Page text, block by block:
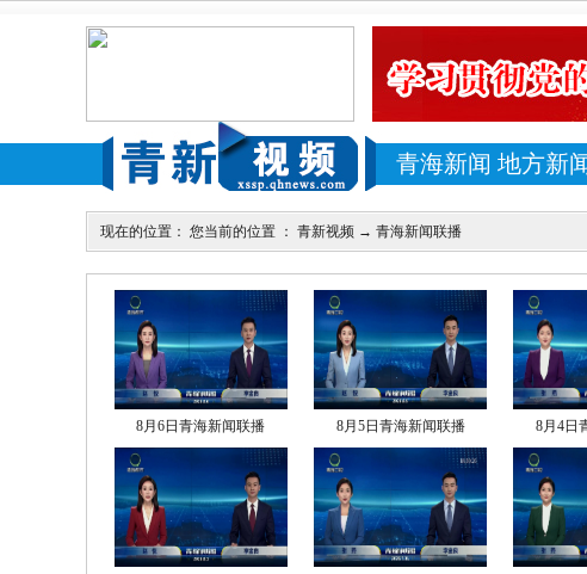
青海新闻 地方新
现在的位置： 您当前的位置 ： 青新视频 → 青海新闻联播
8月6日青海新闻联播 8月5日青海新闻联播 8月4日